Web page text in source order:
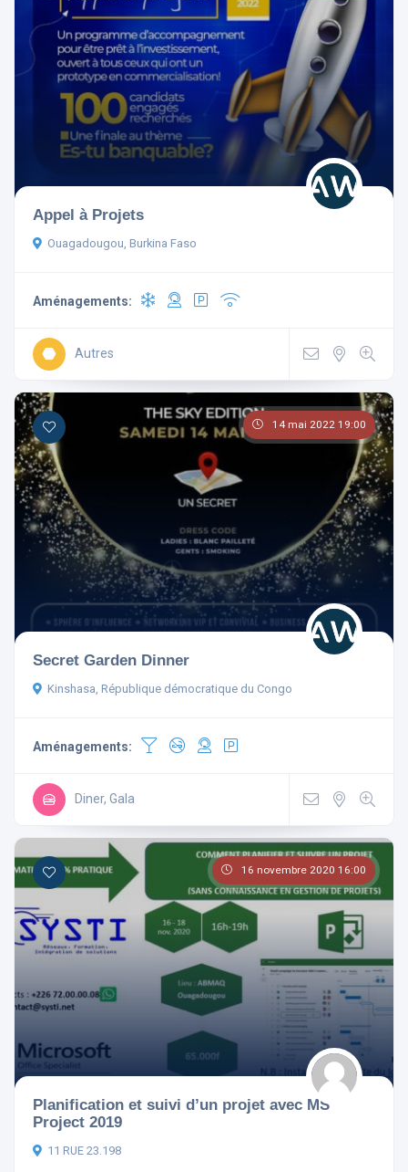
Appel à Projets
Ouagadougou, Burkina Faso
Aménagements:
Autres
14 mai 2022 19:00
Secret Garden Dinner
Kinshasa, République démocratique du Congo
Aménagements:
Diner, Gala
16 novembre 2020 16:00
Planification et suivi d’un projet avec MS
Project 2019
11 RUE 23.198